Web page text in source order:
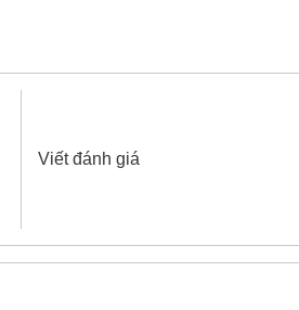
Viết đánh giá